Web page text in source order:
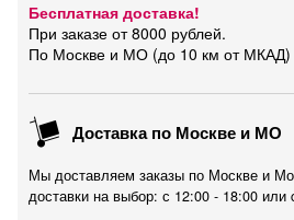
Бесплатная доставка!
При заказе от 8000 рублей.
По Москве и МО (до 10 км от МКАД)
Доставка по Москве и МО
Мы доставляем заказы по Москве и
доставки на выбор: с 12:00 - 18:00 или